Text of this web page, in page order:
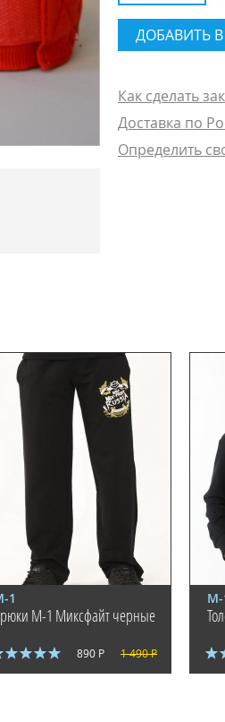
Как сделать
Доставка по
Определить
1
M-1 Миксфайт черные
890 Р 1 490 Р
М-